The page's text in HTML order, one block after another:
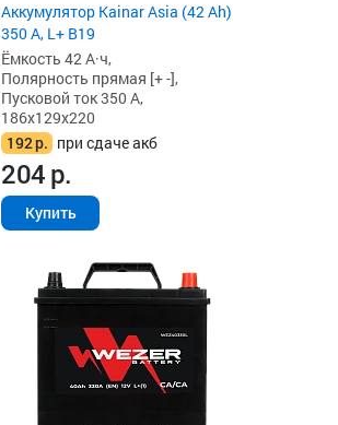
Аккумулятор Kainar Asia (42 Ah)
350 А, L+ B19
Ёмкость 42 А·ч,
Полярность прямая [+ -],
Пусковой ток 350 А,
186x129x220
192р. при сдаче акб
204р.
Купить